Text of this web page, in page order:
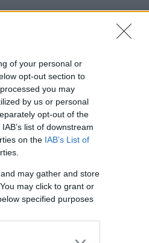
of your personal or
opt-out section to
you may
by us or personal
opt-out of the
list of downstream
on the IAB’s List of
may gather and store
may click to grant or
specified purposes
az állatvédők nyári
HÍRLEVÉL
Név
E-mail cím
Feliratkozom a
adatvédelmi